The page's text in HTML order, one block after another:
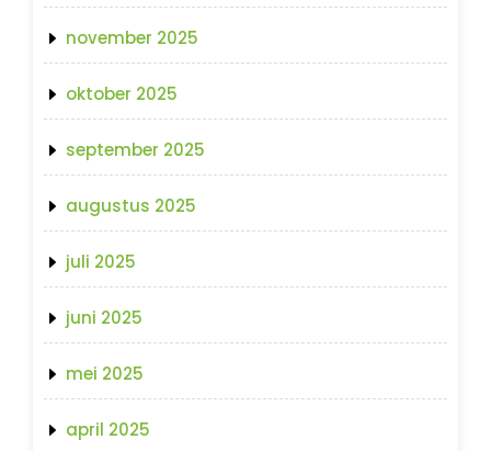
november 2025
oktober 2025
september 2025
augustus 2025
juli 2025
juni 2025
mei 2025
april 2025